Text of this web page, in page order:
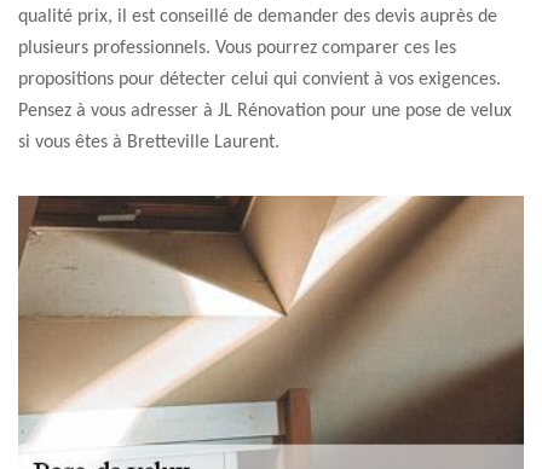
qualité prix, il est conseillé de demander des devis auprès de
plusieurs professionnels. Vous pourrez comparer ces les
propositions pour détecter celui qui convient à vos exigences.
Pensez à vous adresser à JL Rénovation pour une pose de velux
si vous êtes à Bretteville Laurent.